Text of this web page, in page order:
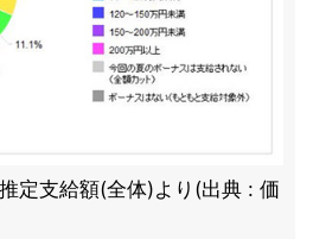
定支給額(全体)より(出典 : 価